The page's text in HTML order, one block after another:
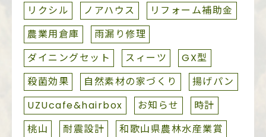
リクシル ノアハウス
リフォーム補助金
農業用倉庫
雨漏り修理
ダイニングセット
スィーツ
GX型
殺菌効果
自然素材の家づくり
揚げパン
UZUcafe&hairbox
お知らせ
時計
桃山
耐震設計
和歌山県農林水産業賞